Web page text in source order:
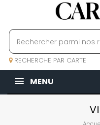
RECHERCHE PAR CARTE
MENU